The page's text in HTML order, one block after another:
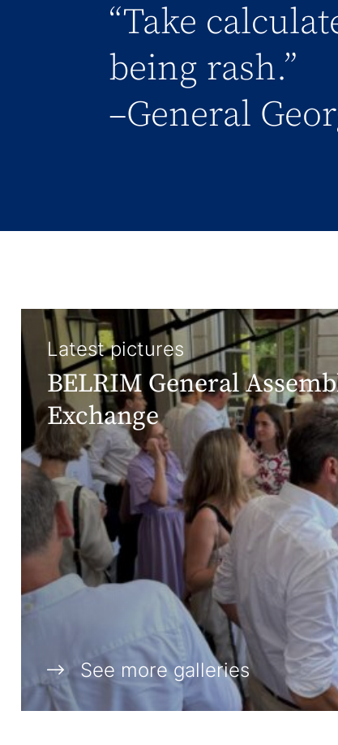
“Take
being rash.”
–General
Latest pictures
BELRIM General
Exchange
See more galleries